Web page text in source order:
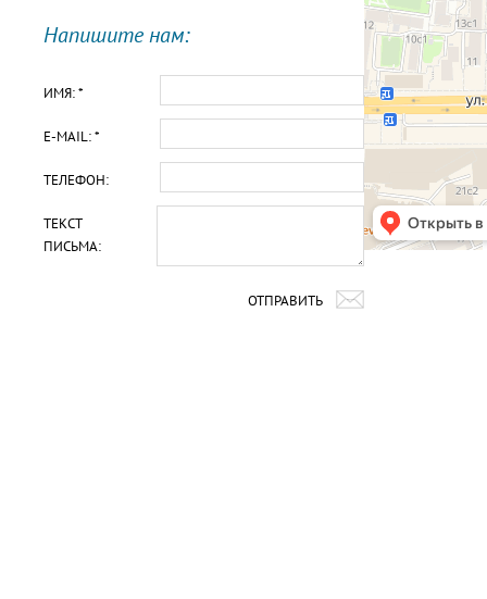
Напишите нам:
ИМЯ: *
E-MAIL: *
ТЕЛЕФОН:
ТЕКСТ
ПИСЬМА:
ОТПРАВИТЬ